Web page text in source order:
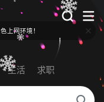
上网环境！
生活 求职